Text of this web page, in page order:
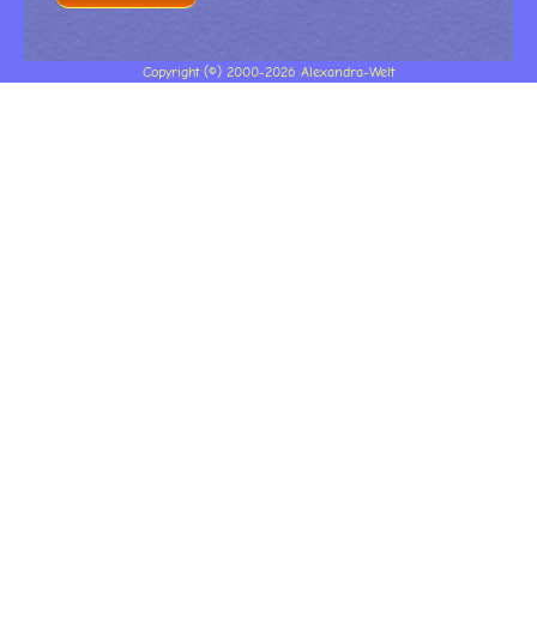
Copyright (©) 2000-2026 Alexandra-Welt